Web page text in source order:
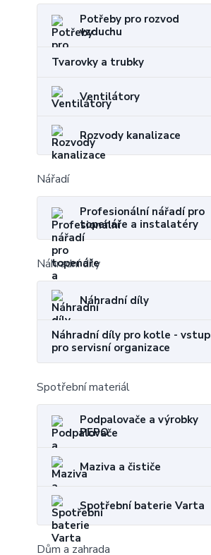
Potřeby pro rozvod
vzduchu
Tvarovky a trubky
Ventilátory
Rozvody kanalizace
Nářadí
Profesionální nářadí pro
topenáře a instalatéry
Náhradní díly
Náhradní díly
Náhradní díly pro kotle - vstup
pro servisní organizace
Spotřební materiál
Podpalovače a výrobky
PEPO
Maziva a čističe
Spotřební baterie Varta
Dům a zahrada